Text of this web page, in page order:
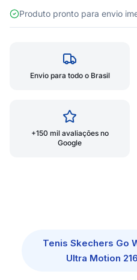
Produto pronto para envio
Envio para todo o Brasil
+150 mil avaliações no
Google
Tenis Skechers Go
Ultra Motion